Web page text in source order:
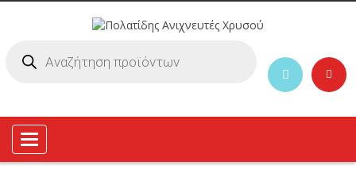
Toggle
navigation